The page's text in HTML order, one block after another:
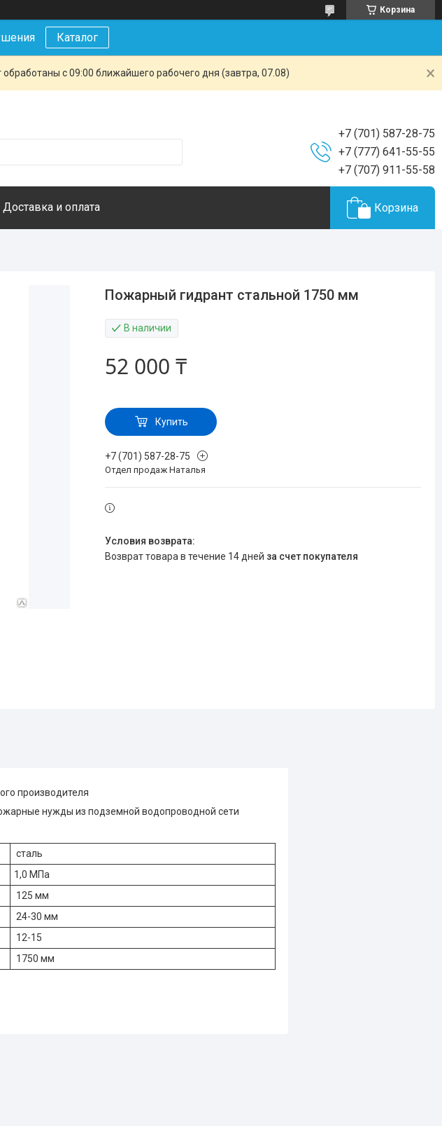
Корзина
Каталог
с 09:00 ближайшего рабочего дня (завтра, 07.08)
+7 (701) 587-28-75
+7 (777) 641-55-55
+7 (707) 911-55-58
Доставка и оплата Корзина
Пожарный гидрант стальной 1750 мм
В наличии
52 000 ₸
Купить
+7 (701) 587-28-75
Отдел продаж Наталья
возврат товара в течение 14 дней за счет покупателя
производителя
нужды из подземной водопроводной сети
сталь
1,0 МПа
125 мм
24-30 мм
12-15
1750 мм